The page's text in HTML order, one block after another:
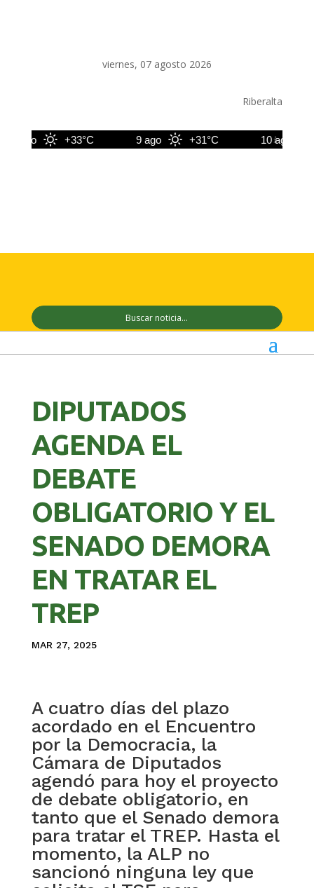
viernes, 07 agosto 2026
Riberalta
+33°C 9 ago +31°C 10 ago
DIPUTADOS
AGENDA EL
DEBATE
OBLIGATORIO Y EL
SENADO DEMORA
EN TRATAR EL
TREP
MAR 27, 2025
A cuatro días del plazo
acordado en el Encuentro
por la Democracia, la
Cámara de Diputados
agendó para hoy el proyecto
de debate obligatorio, en
tanto que el Senado demora
para tratar el TREP. Hasta el
momento, la ALP no
sancionó ninguna ley que